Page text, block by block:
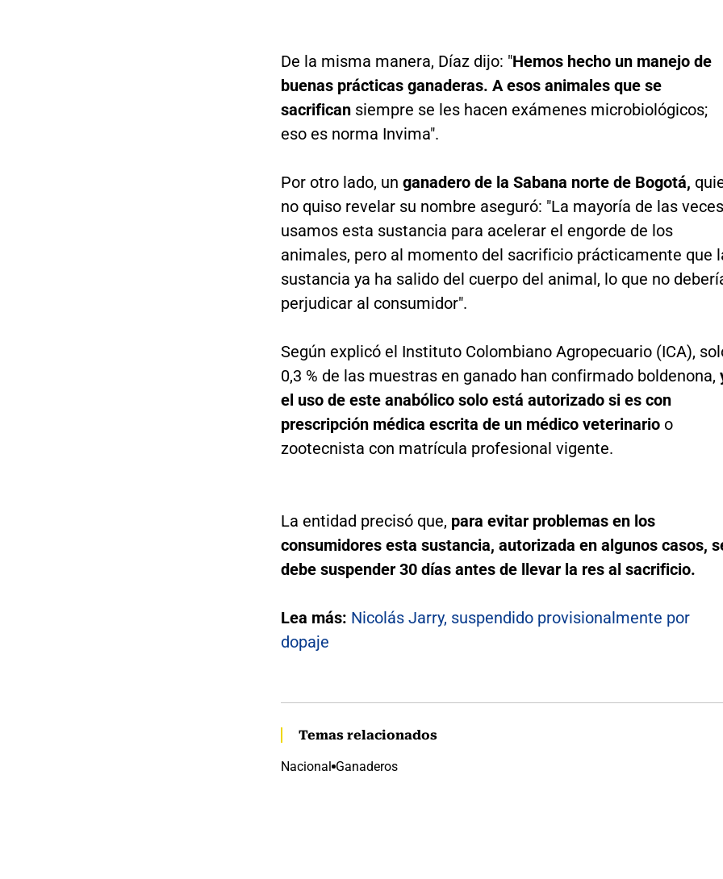
De la misma manera, Díaz dijo: "Hemos hecho un manejo de
buenas prácticas ganaderas. A esos animales que se
sacrifican siempre se les hacen exámenes microbiológicos;
eso es norma Invima".
Por otro lado, un ganadero de la Sabana norte de Bogotá,
no quiso revelar su nombre aseguró: "La mayoría de las veces
usamos esta sustancia para acelerar el engorde de los
animales, pero al momento del sacrificio prácticamente que
sustancia ya ha salido del cuerpo del animal, lo que no
perjudicar al consumidor".
Según explicó el Instituto Colombiano Agropecuario (ICA),
0,3 % de las muestras en ganado han confirmado boldenona,
el uso de este anabólico solo está autorizado si es con
prescripción médica escrita de un médico veterinario o
zootecnista con matrícula profesional vigente.
La entidad precisó que, para evitar problemas en los
consumidores esta sustancia, autorizada en algunos casos,
debe suspender 30 días antes de llevar la res al sacrificio.
Lea más: Nicolás Jarry, suspendido provisionalmente por
dopaje
Temas relacionados
Nacional Ganaderos